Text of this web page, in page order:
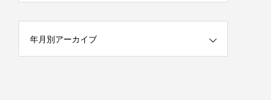
年月別アーカイブ